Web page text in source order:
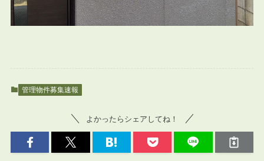
管理物件募集速報
よかったらシェアしてね！